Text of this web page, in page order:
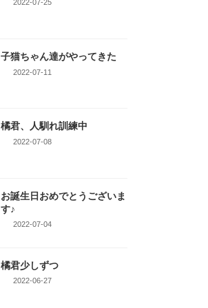
2022-07-25
子猫ちゃん達がやってきた
2022-07-11
橘君、人馴れ訓練中
2022-07-08
お誕生日おめでとうございま
す♪
2022-07-04
橘君少しずつ
2022-06-27